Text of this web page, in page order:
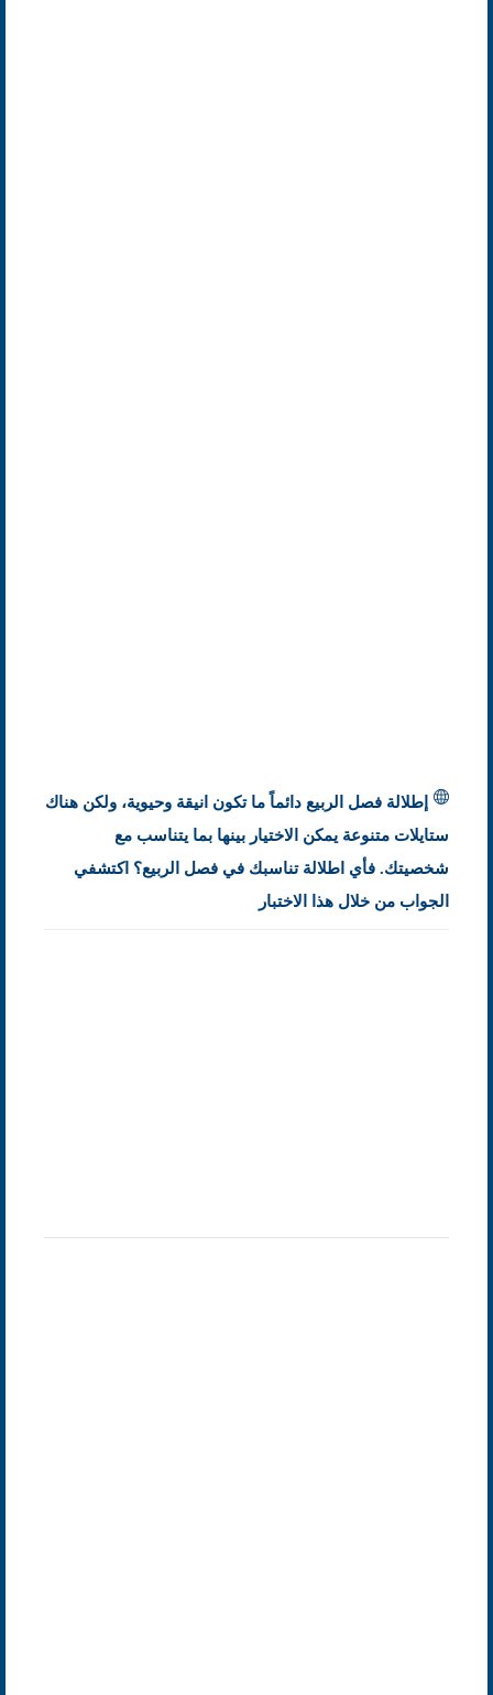
إطلالة فصل الربيع دائماً ما تكون انيقة وحيوية، ولكن هناك
ستايلات متنوعة يمكن الاختيار بينها بما يتناسب مع
شخصيتك. فأي اطلالة تناسبك في فصل الربيع؟ اكتشفي
الجواب من خلال هذا الاختبار